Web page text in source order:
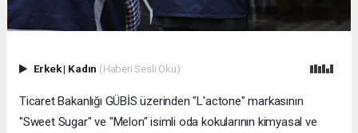
Erkek| Kadın (Haberi Sesli Oku)
Ticaret Bakanlığı GÜBİS üzerinden "L'actone" markasının
"Sweet Sugar" ve "Melon" isimli oda kokularının kimyasal ve